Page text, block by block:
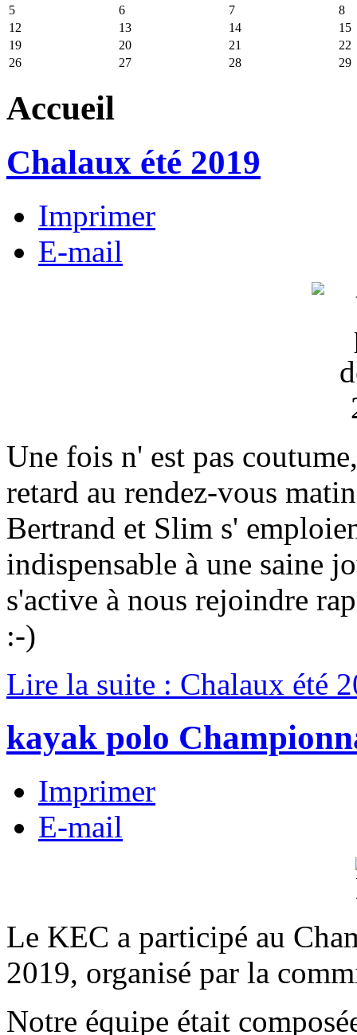
5
6 7
8
12
13 14
15
19
20 21
22
26
27 28 29
Accueil
Chalaux été 2019
Imprimer
E-mail
Une fois n' est pas
retard au rendez-vous
Bertrand et Slim s'
indispensable à une saine
s'active à nous rejoindre
:-)
Lire la suite : Chalaux été
kayak polo
Imprimer
E-mail
Le KEC a participé au
2019, organisé par la
Notre équipe était